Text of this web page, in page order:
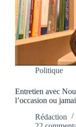
Politique
Entretien avec
l’occasion ou
Rédaction